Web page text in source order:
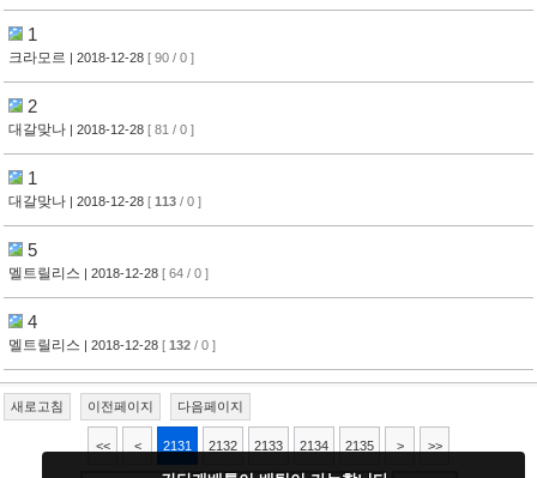
1
크라모르 | 2018-12-28 [ 90 / 0 ]
2
대갈맞나 | 2018-12-28 [ 81 / 0 ]
1
대갈맞나 | 2018-12-28 [ 113 / 0 ]
5
멜트릴리스 | 2018-12-28 [ 64 / 0 ]
4
멜트릴리스 | 2018-12-28 [ 132 / 0 ]
새로고침 이전페이지 다음페이지
<< < 2131 2132 2133 2134 2135 > >>